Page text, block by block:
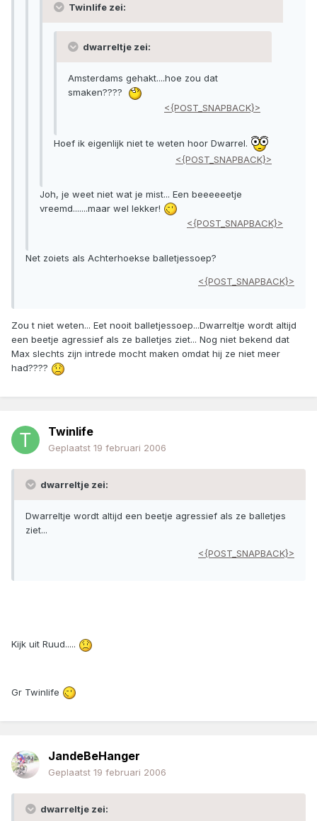
Twinlife zei:
dwarreltje zei:
Amsterdams gehakt....hoe zou dat
smaken????
<{POST_SNAPBACK}>
Hoef ik eigenlijk niet te weten hoor Dwarrel.
<{POST_SNAPBACK}>
Joh, je weet niet wat je mist... Een beeeeeetje
vreemd.......maar wel lekker!
<{POST_SNAPBACK}>
Net zoiets als Achterhoekse balletjessoep?
<{POST_SNAPBACK}>
Zou t niet weten... Eet nooit balletjessoep...Dwarreltje wordt altijd
een beetje agressief als ze balletjes ziet... Nog niet bekend dat
Max slechts zijn intrede mocht maken omdat hij ze niet meer
had????
Twinlife
Geplaatst 19 februari 2006
dwarreltje zei:
Dwarreltje wordt altijd een beetje agressief als ze balletjes
ziet...
<{POST_SNAPBACK}>
Kijk uit Ruud.....
Gr Twinlife
JandeBeHanger
Geplaatst 19 februari 2006
dwarreltje zei: